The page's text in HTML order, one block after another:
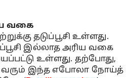
வகை
தடுப்பூசி உள்ளது.
இல்லாத அரிய வகை
உள்ளது. தற்போது,
வரும் இந்த எபோலா நோய்த்